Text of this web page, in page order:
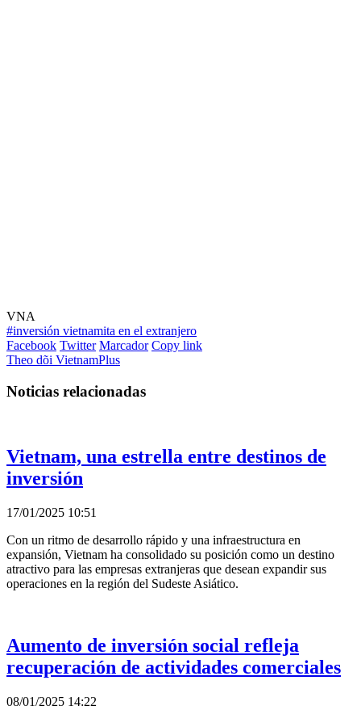
VNA
#inversión vietnamita en el extranjero
Facebook Twitter Marcador Copy link
Theo dõi VietnamPlus
Noticias relacionadas
Vietnam, una estrella entre destinos de
inversión
17/01/2025 10:51
Con un ritmo de desarrollo rápido y una infraestructura en
expansión, Vietnam ha consolidado su posición como un destino
atractivo para las empresas extranjeras que desean expandir sus
operaciones en la región del Sudeste Asiático.
Aumento de inversión social refleja
recuperación de actividades comerciales
08/01/2025 14:22